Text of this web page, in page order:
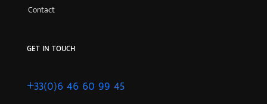
Contact
GET IN TOUCH
+33(0)6 46 60 99 45